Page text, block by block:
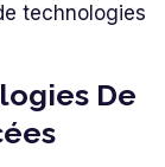
technologies
De